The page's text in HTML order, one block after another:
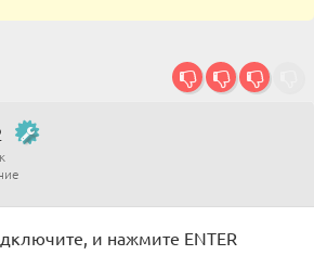
и нажмите ENTER